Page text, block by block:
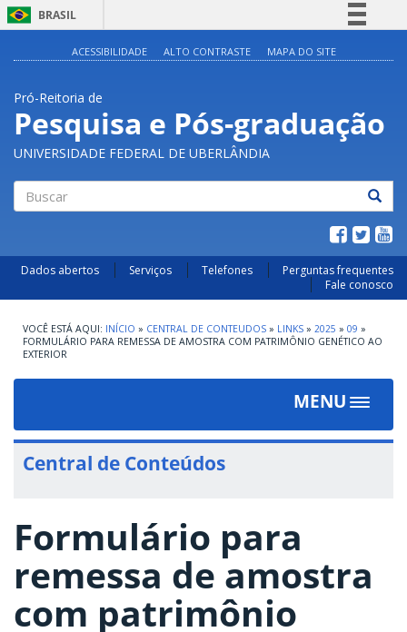
BRASIL
Acesso à informação
Legislação
Canais
ACESSIBILIDADE ALTO CONTRASTE MAPA DO SITE
Pró-Reitoria de
Pesquisa e Pós-graduação
UNIVERSIDADE FEDERAL DE UBERLÂNDIA
Dados abertos Serviços Telefones
Perguntas frequentes
Fale conosco
INÍCIO » CENTRAL DE CONTEUDOS » LINKS » 2025 » 09 »
FORMULÁRIO PARA REMESSA DE AMOSTRA COM PATRIMÔNIO GENÉTICO AO
EXTERIOR
MENU
Toggle
Central de Conteúdos
Formulário para
remessa de amostra
com patrimônio